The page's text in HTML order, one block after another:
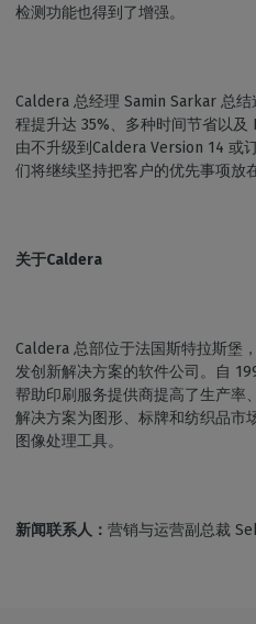
检测功能也得到了增强。
Caldera 总经理 Samin Sarkar 总
程提升达 35%、多种时间节省以及
由不升级到Caldera Version 14 或
们将继续坚持把客户的优先事项放
关于Caldera
Caldera 总部位于法国斯特拉斯堡
发创新解决方案的软件公司。自
帮助印刷服务提供商提高了生产率
解决方案为图形、标牌和纺织品市
图像处理工具。
新闻联系人： 营销与运营副总裁